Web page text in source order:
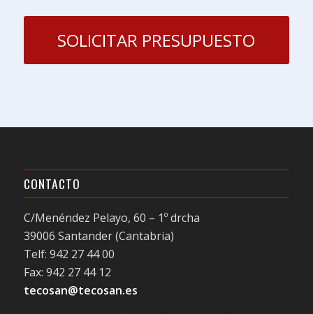
SOLICITAR PRESUPUESTO
CONTACTO
C/Menéndez Pelayo, 60 – 1º drcha
39006 Santander (Cantabria)
Telf: 942 27 44 00
Fax: 942 27 44 12
tecosan@tecosan.es